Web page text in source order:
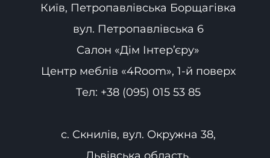
Київ, Петропавлівська Борщагівка
вул. Петропавлівська 6
Салон «Дім Інтер’єру»
Центр меблів «4Room», 1-й поверх
Тел: +38 (095) 015 53 85
с. Скнилів, вул. Окружна 38,